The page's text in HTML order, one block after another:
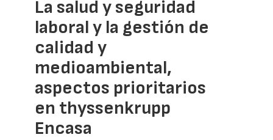
La salud y seguridad
laboral y la gestión de
calidad y
medioambiental,
aspectos prioritarios
en thyssenkrupp
Encasa